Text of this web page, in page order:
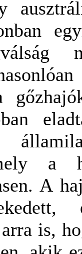
a
A
is,